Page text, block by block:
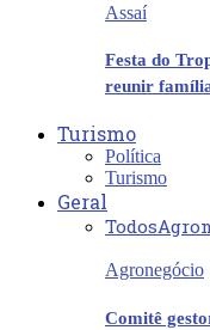
Assaí
Festa do
reunir
Turismo
Política
Turismo
Geral
Todos
Agronegócio
Comitê